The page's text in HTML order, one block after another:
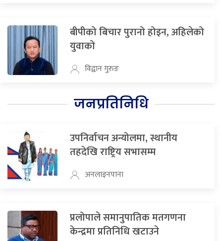
बीपीको बिचार पुरानो होइन, अहिलेको
युवाको
विद्वान गुरुङ
जनप्रतिनिधि
उपनिर्वाचन अन्योलमा, स्थानीय
तहदेखि राष्ट्रिय सभासम्म
अनलाइनपाना
प्रलोपाले समानुपातिक मतगणना
केन्द्रमा प्रतिनिधि खटाउने